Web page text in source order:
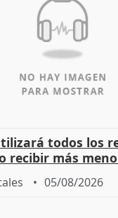
todos los
recibir más
05/08/2026